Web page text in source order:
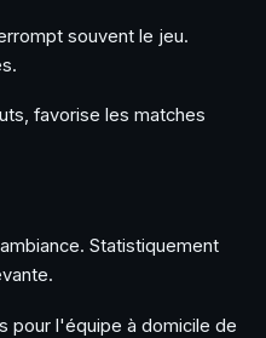
souvent le jeu.
favorise les matches
Statistiquement
pour l'équipe à domicile de